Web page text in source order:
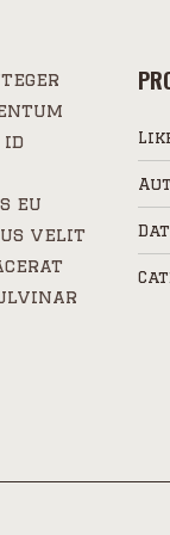
id
eu
velit